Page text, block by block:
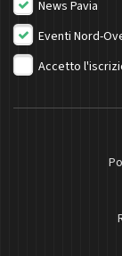
News Pavia
Eventi Nord-
Accetto